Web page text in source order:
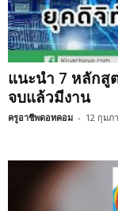
แนะนำ 7 หลักสู
จบแล้วมีงาน
ครูอาชีพดอทคอม - 12 กุมภ